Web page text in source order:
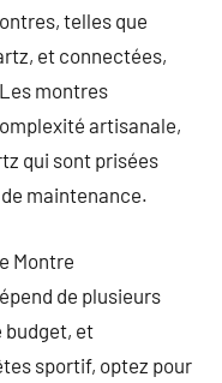
telles que
et connectées,
montres
artisanale,
qui sont prisées
maintenance.
Montre
de plusieurs
budget, et
sportif, optez pour